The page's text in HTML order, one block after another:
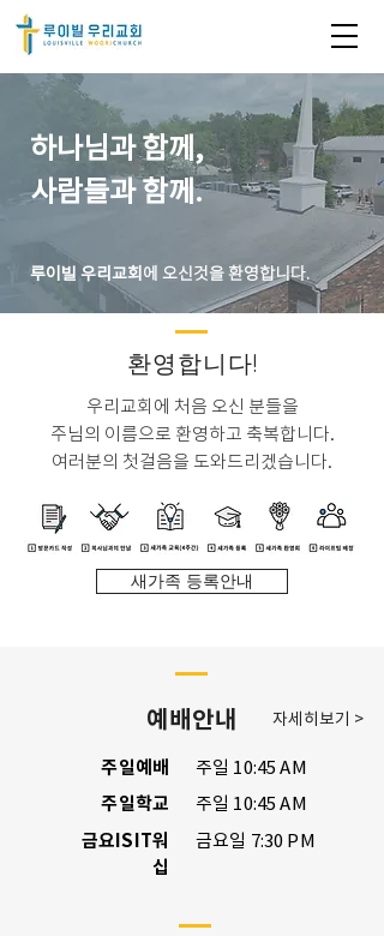
하나님과 함께,
​사람들과 함께.
​루이빌 우리교회에 오신것을 환영합니다.
​환영합니다!
우리교회에 처음 오신 분들을
주님의 이름으로 환영하고 축복합니다.
​여러분의 첫걸음을 도와드리겠습니다.
새가족 등록안내
예배안내 자세히보기 >
​주일예배
​주일학교
금요ISIT워
십
주일 10:45 AM
주일 10:45 AM
​금요일 7:30 PM